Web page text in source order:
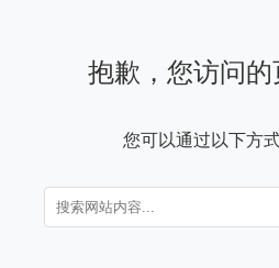
抱歉，您访问
您可以通过以下方